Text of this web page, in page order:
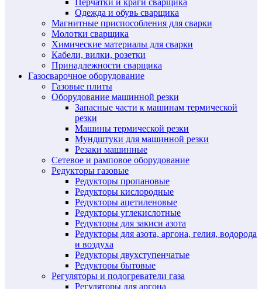
Перчатки и краги сварщика
Одежда и обувь сварщика
Магнитные приспособления для сварки
Молотки сварщика
Химические материалы для сварки
Кабели, вилки, розетки
Принадлежности сварщика
Газосварочное оборудование
Газовые плиты
Оборудование машинной резки
Запасные части к машинам термической
резки
Машины термической резки
Мундштуки для машинной резки
Резаки машинные
Сетевое и рамповое оборудование
Редукторы газовые
Редукторы пропановые
Редукторы кислородные
Редукторы ацетиленовые
Редукторы углекислотные
Редукторы для закиси азота
Редукторы для азота, аргона, гелия, водорода
и воздуха
Редукторы двухступенчатые
Редукторы бытовые
Регуляторы и подогреватели газа
Регуляторы для аргона